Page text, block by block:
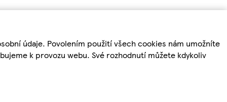
údaje. Povolením použití všech cookies nám umožníte
k provozu webu. Své rozhodnutí můžete kdykoliv